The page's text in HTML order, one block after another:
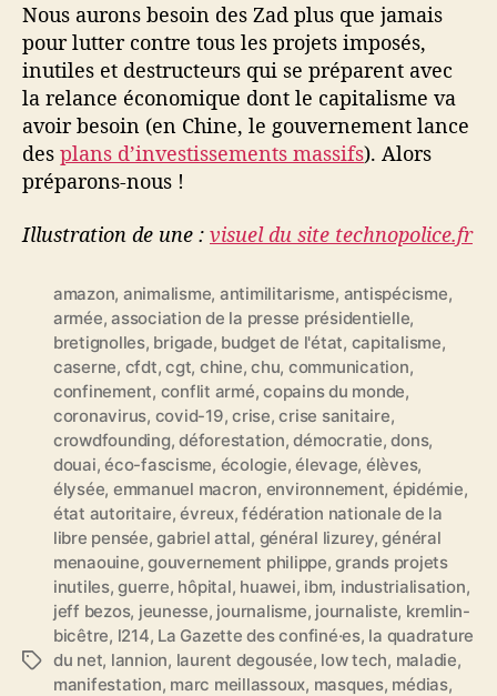
Nous aurons besoin des Zad plus que jamais
pour lutter contre tous les projets imposés,
inutiles et destructeurs qui se préparent avec
la relance économique dont le capitalisme va
avoir besoin (en Chine, le gouvernement lance
des plans d’investissements massifs). Alors
préparons-nous !
Illustration de une : visuel du site technopolice.fr
É
amazon, animalisme, antimilitarisme, antispécisme,
armée,association de la presse présidentielle,
bretignolles, brigade, budget de l'état, capitalisme,
caserne, cfdt,cgt, chine,chu, communication,
confinement, conflit armé,copains du monde,
coronavirus, covid-19,crise,crise sanitaire,
crowdfounding,déforestation,démocratie,dons,
douai,éco-fascisme, écologie,élevage, élèves,
élysée, emmanuel macron, environnement, épidémie,
état autoritaire,évreux,fédération nationale de la
libre pensée,gabriel attal, général lizurey,général
menaouine,gouvernement philippe,grands projets
inutiles,guerre, hôpital, huawei, ibm, industrialisation,
jeff bezos, jeunesse, journalisme, journaliste, kremlin-
bicêtre, l214, La Gazette des confiné·es, la quadrature
du net, lannion, laurent degousée, low tech, maladie,
manifestation, marc meillassoux, masques, médias,